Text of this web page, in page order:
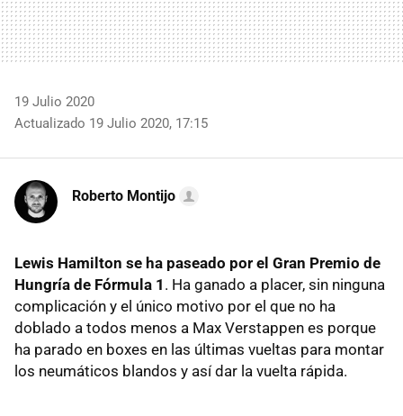
19 Julio 2020
Actualizado 19 Julio 2020, 17:15
Roberto Montijo
Lewis Hamilton se ha paseado por el Gran Premio de
Hungría de Fórmula 1 . Ha ganado a placer, sin ninguna
complicación y el único motivo por el que no ha
doblado a todos menos a Max Verstappen es porque
ha parado en boxes en las últimas vueltas para montar
los neumáticos blandos y así dar la vuelta rápida.